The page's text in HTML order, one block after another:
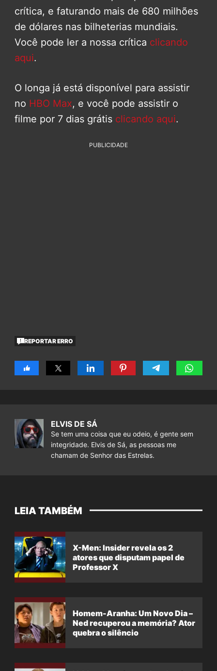
crítica, e faturando mais de 680 milhões
de dólares nas bilheterias mundiais.
Você pode ler a nossa crítica clicando
aqui.
O longa já está disponível para assistir
no HBO Max, e você pode assistir o
filme por 7 dias grátis clicando aqui.
PUBLICIDADE
REPORTAR ERRO
ELVIS DE SÁ
Se tem uma coisa que eu odeio, é gente sem
integridade. Elvis de Sá, as pessoas me
chamam de Senhor das Estrelas.
LEIA TAMBÉM
X-Men: Insider revela os 2
atores que disputam papel de
Professor X
Homem-Aranha: Um Novo Dia –
Ned recuperou a memória? Ator
quebra o silêncio